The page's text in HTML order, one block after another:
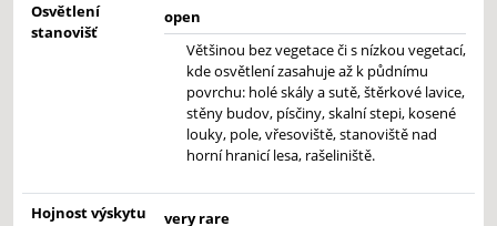
Osvětlení
stanovišť
open
Většinou bez vegetace či s nízkou vegetací,
kde osvětlení zasahuje až k půdnímu
povrchu: holé skály a sutě, štěrkové lavice,
stěny budov, písčiny, skalní stepi, kosené
louky, pole, vřesoviště, stanoviště nad
horní hranicí lesa, rašeliniště.
Hojnost výskytu
very rare